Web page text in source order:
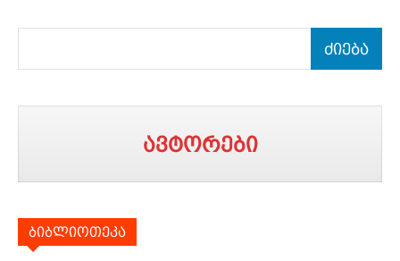
ძიება
ავტორები
ბიბლიოთეკა